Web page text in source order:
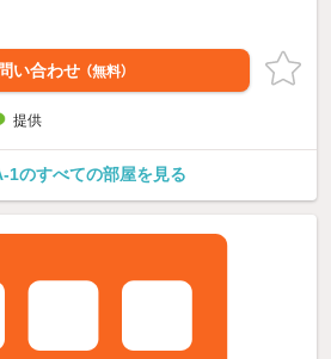
い合わせ （無料）
提供
1のすべての部屋を見る